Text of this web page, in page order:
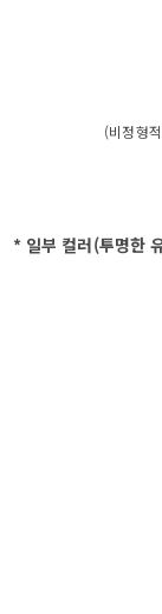
(비정형
* 일부 컬러(투명한